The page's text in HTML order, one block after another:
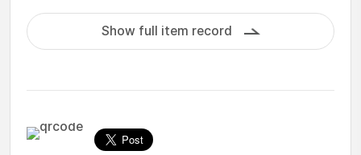
Show full item record